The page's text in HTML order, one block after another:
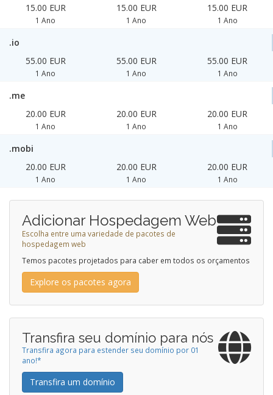
15.00 EUR
1 Ano
15.00 EUR
1 Ano
15.00 EUR
1 Ano
.io
55.00 EUR
1 Ano
55.00 EUR
1 Ano
55.00 EUR
1 Ano
.me
20.00 EUR
1 Ano
20.00 EUR
1 Ano
20.00 EUR
1 Ano
.mobi
20.00 EUR
1 Ano
20.00 EUR
1 Ano
20.00 EUR
1 Ano
Adicionar Hospedagem Web
Escolha entre uma variedade de pacotes de
hospedagem web
Temos pacotes projetados para caber em todos os orçamentos
Explore os pacotes agora
Transfira seu domínio para nós
Transfira agora para estender seu domínio por 01
ano!*
Transfira um domínio